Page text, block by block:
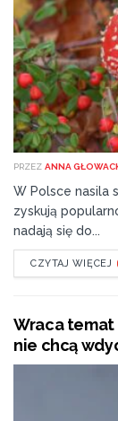
PRZEZ ANNA
W Polsce nasila
zyskują
nadają się do...
CZYTAJ WIĘCEJ
Wraca temat
nie chcą